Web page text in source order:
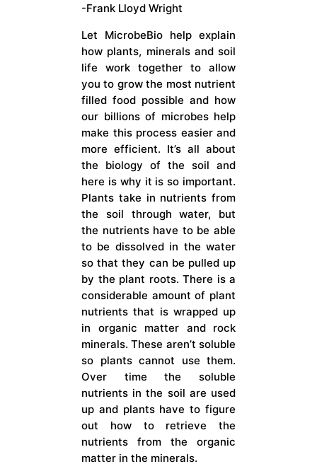
-Frank Lloyd Wright
Let MicrobeBio help explain
how plants, minerals and soil
life work together to allow
you to grow the most nutrient
filled food possible and how
our billions of microbes help
make this process easier and
more efficient. It’s all about
the biology of the soil and
here is why it is so important.
Plants take in nutrients from
the soil through water, but
the nutrients have to be able
to be dissolved in the water
so that they can be pulled up
by the plant roots. There is a
considerable amount of plant
nutrients that is wrapped up
in organic matter and rock
minerals. These aren’t soluble
so plants cannot use them.
Over time the soluble
nutrients in the soil are used
up and plants have to figure
out how to retrieve the
nutrients from the organic
matter in the minerals.